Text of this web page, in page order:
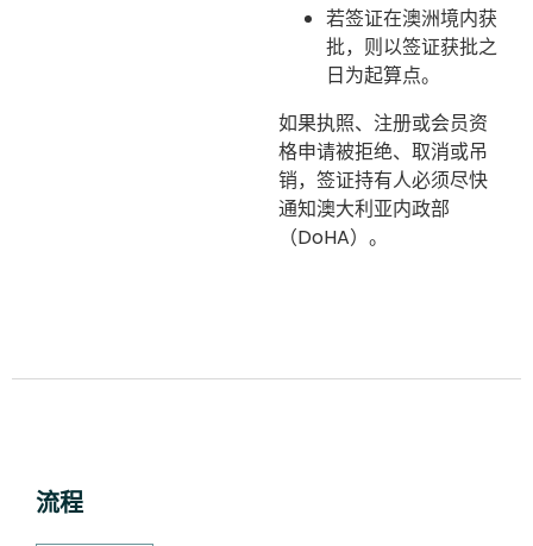
若签证在澳洲境内获
批，则以签证获批之
日为起算点。
如果执照、注册或会员资
格申请被拒绝、取消或吊
销，签证持有人必须尽快
通知澳大利亚内政部
（DoHA）。
流程